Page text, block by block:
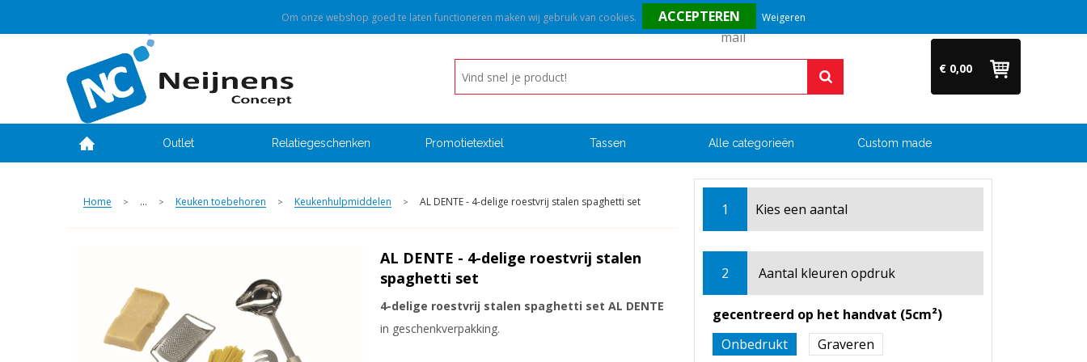
Vragen? Bel ons direct op +31 (0)6 54 33 52 04
€ 0,00
Outlet Relatiegeschenken Promotietextiel Tassen Alle categorieën Custom made
Home > ... > Keuken toebehoren > Keukenhulpmiddelen > AL DENTE - 4-delige roestvrij stalen spaghetti set 1 Kies een aantal
2 Aantal kleuren opdruk
gecentreerd op het handvat (5cm²)
Onbedrukt
Graveren
AL DENTE - 4-delige roestvrij stalen
spaghetti set
4-delige roestvrij stalen spaghetti set AL DENTE
in geschenkverpakking.
Om onze webshop goed te laten functioneren maken wij gebruik van cookies. Weigeren